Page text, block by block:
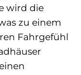
wird die
zu einem
Fahrgefühl